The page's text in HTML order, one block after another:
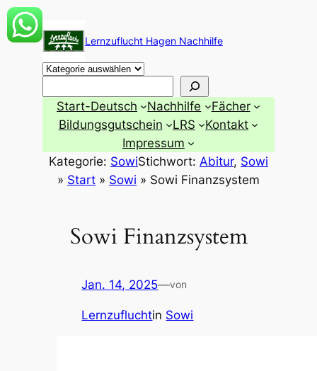
Zum
Inhalt
springen
Lernzuflucht Hagen Nachhilfe
Start-Deutsch Nachhilfe
Fächer
Bildungsgutschein
LRS
Kontakt
Impressum
Kategorie: SowiStichwort: Abitur, Sowi
» Start » Sowi » Sowi Finanzsystem
Sowi Finanzsystem
Jan. 14, 2025—von
Lernzufluchtin Sowi